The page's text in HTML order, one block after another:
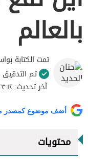
بالعالم
تمت الكتابة
تم
آخر تحديث:٢٣:١٢ ، ٢٧
أضف موضوع كمصدر
محتويات